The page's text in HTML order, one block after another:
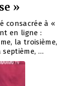
»
consacrée à «
en ligne :
la troisième,
septième, …